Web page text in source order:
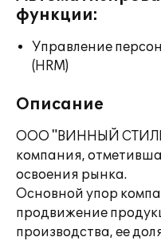
функции:
Управление
(HRM)
Описание
OOO "ВИННЫЙ
компания,
освоения рынка.
Основной упор
продвижение
производства, ее